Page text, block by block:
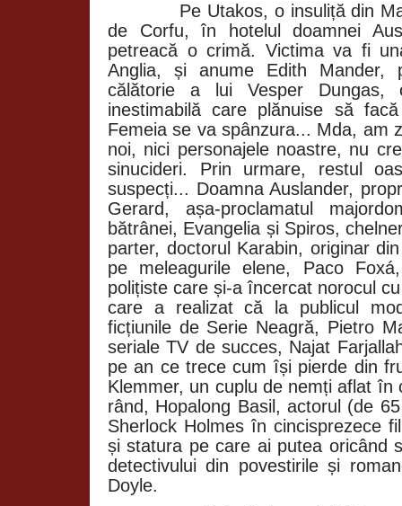
Pe Utakos, o insuliță din
de Corfu, în hotelul doamnei
petreacă o crimă. Victima va fi
Anglia, și anume Edith Mander,
călătorie a lui Vesper
inestimabilă care plănuise să
Femeia se va spânzura... Mda, am
noi, nici personajele noastre, nu
sinucideri. Prin urmare, restul
suspecți... Doamna Auslander,
Gerard, așa-proclamatul
bătrânei, Evangelia și Spiros,
parter, doctorul Karabin, originar
pe meleagurile elene, Paco
polițiste care și-a încercat norocul
care a realizat că la publicul
ficțiunile de Serie Neagră, Pietro
seriale TV de succes, Najat
pe an ce trece cum își pierde din
Klemmer, un cuplu de nemți aflat în
rând, Hopalong Basil, actorul (de
Sherlock Holmes în cincisprezece
și statura pe care ai putea oricând
detectivului din povestirile și
Doyle.